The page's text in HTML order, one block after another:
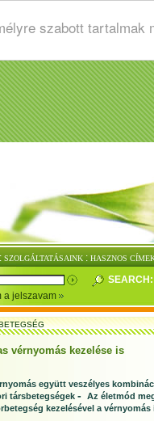
szabott tartalmak
: SZOLGÁLTATÁSAINK : HASZNOS
SEARCH:
a jelszavam
vérnyomás kezelése is
együtt veszélyes
társbetegségek - Az életmód
kezelésével a